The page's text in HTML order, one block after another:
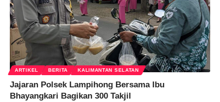
ARTIKEL BERITA KALIMANTAN SELATAN
Jajaran Polsek Lampihong Bersama Ibu
Bhayangkari Bagikan 300 Takjil